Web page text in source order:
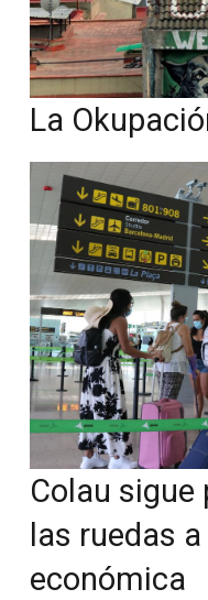
La
Colau sigue
las ruedas
económica